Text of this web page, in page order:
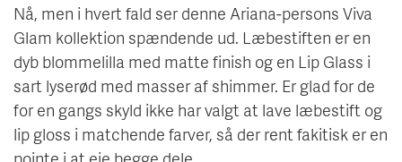
Nå, men i hvert fald ser denne Ariana-persons Viva
Glam kollektion spændende ud. Læbestiften er en
dyb blommelilla med matte finish og en Lip Glass i
sart lyserød med masser af shimmer. Er glad for de
for en gangs skyld ikke har valgt at lave læbestift og
lip gloss i matchende farver, så der rent fakitisk er en